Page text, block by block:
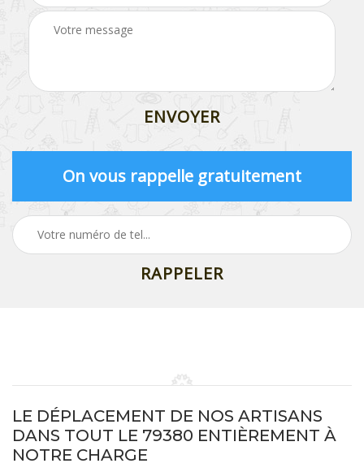
On vous rappelle gratuitement
LE DÉPLACEMENT DE NOS ARTISANS
DANS TOUT LE 79380 ENTIÈREMENT À
NOTRE CHARGE